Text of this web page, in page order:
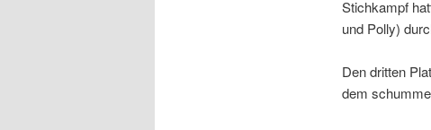
Stichkampf
und Polly)
Den dritten
dem